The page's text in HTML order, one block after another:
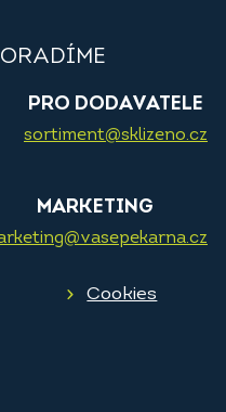
PRO DODAVATELE
sortiment@sklizeno.cz
MARKETING
Cookies